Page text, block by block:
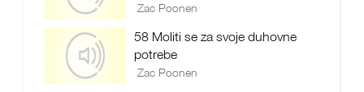
Zac Poonen
58 Moliti se za svoje duhovne
potrebe
Zac Poonen